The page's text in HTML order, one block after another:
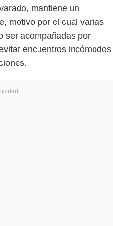
mantiene un
motivo por el cual varias
ser acompañadas por
encuentros incómodos